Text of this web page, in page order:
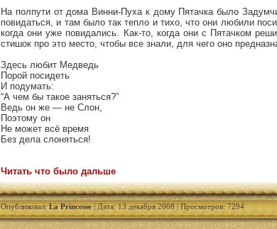
На полпути от дома Винни-Пуха к дому Пятачка было
повидаться, и там было так тепло и тихо, что они любили
когда они уже повидались. Как-то, когда они с Пятачком
стишок про это место, чтобы все знали, для чего оно
Здесь любит Медведь
Порой посидеть
И подумать:
“А чем бы такое заняться?”
Ведь он же — не Слон,
Поэтому он
Не может всё время
Без дела слоняться!
Читать что было дальше
Опубликовал:La Princesse| Дата: 13 декабря 2008 | Просмотров: 7294